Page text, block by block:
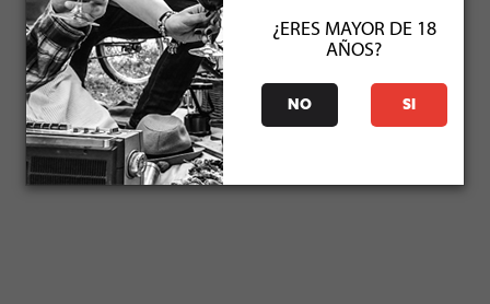
¿ERES MAYOR DE 18
AÑOS?
NO SI